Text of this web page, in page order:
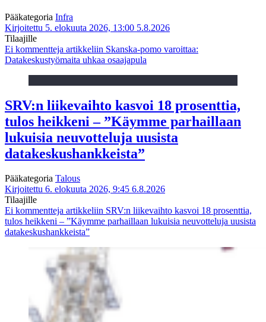
Pääkategoria Infra
Kirjoitettu 5. elokuuta 2026, 13:00 5.8.2026
Tilaajille
Ei kommentteja artikkeliin Skanska-pomo varoittaa:
Datakeskustyömaita uhkaa osaajapula
SRV:n liikevaihto kasvoi 18 prosenttia,
tulos heikkeni – ”Käymme parhaillaan
lukuisia neuvotteluja uusista
datakeskushankkeista”
Pääkategoria Talous
Kirjoitettu 6. elokuuta 2026, 9:45 6.8.2026
Tilaajille
Ei kommentteja artikkeliin SRV:n liikevaihto kasvoi 18 prosenttia,
tulos heikkeni – ”Käymme parhaillaan lukuisia neuvotteluja uusista
datakeskushankkeista”